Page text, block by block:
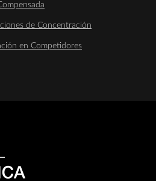
de Concentración
en Competidores